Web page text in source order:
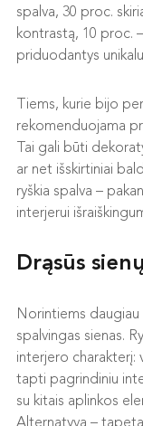
spalva, 30 proc.
kontrastą, 10 proc.
priduodantys
Tiems, kurie bijo
rekomenduojama
Tai gali būti
ar net išskirtiniai
ryškia spalva –
interjerui
Drąsūs
Norintiems
spalvingas sienas.
interjero charakterį:
tapti pagrindiniu
su kitais aplinkos